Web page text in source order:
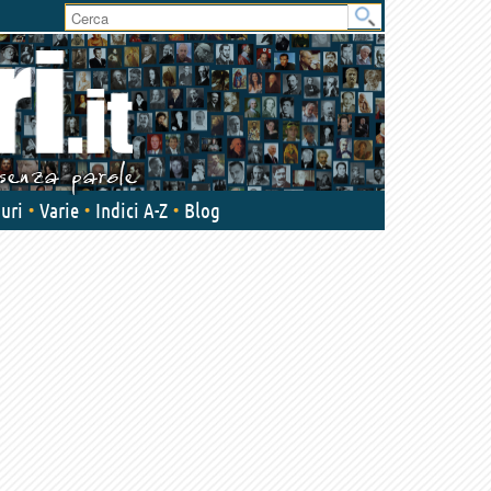
User
area
Varie Indici A-Z Blog